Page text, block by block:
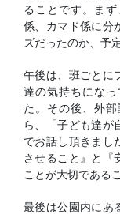
ることです。ま
係、カマド係に分
ズだったのか、予
午後は、班ごとに
達の気持ちにな
た。その後、外
ら、「子ども達が
でお話し頂きまし
させること』と『
ことが大切である
最後は公園内にあ